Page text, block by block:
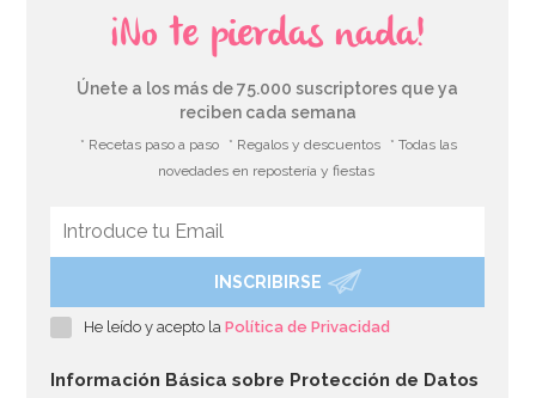
Globo nº 1 Dorado 86 cm
¡No te pierdas nada!
Únete a los más de 75.000 suscriptores que ya
reciben cada semana
* Recetas paso a paso * Regalos y descuentos
* Todas las
novedades en repostería y fiestas
INSCRIBIRSE
He leído y acepto laPolítica de Privacidad
Información Básica sobre Protección de Datos